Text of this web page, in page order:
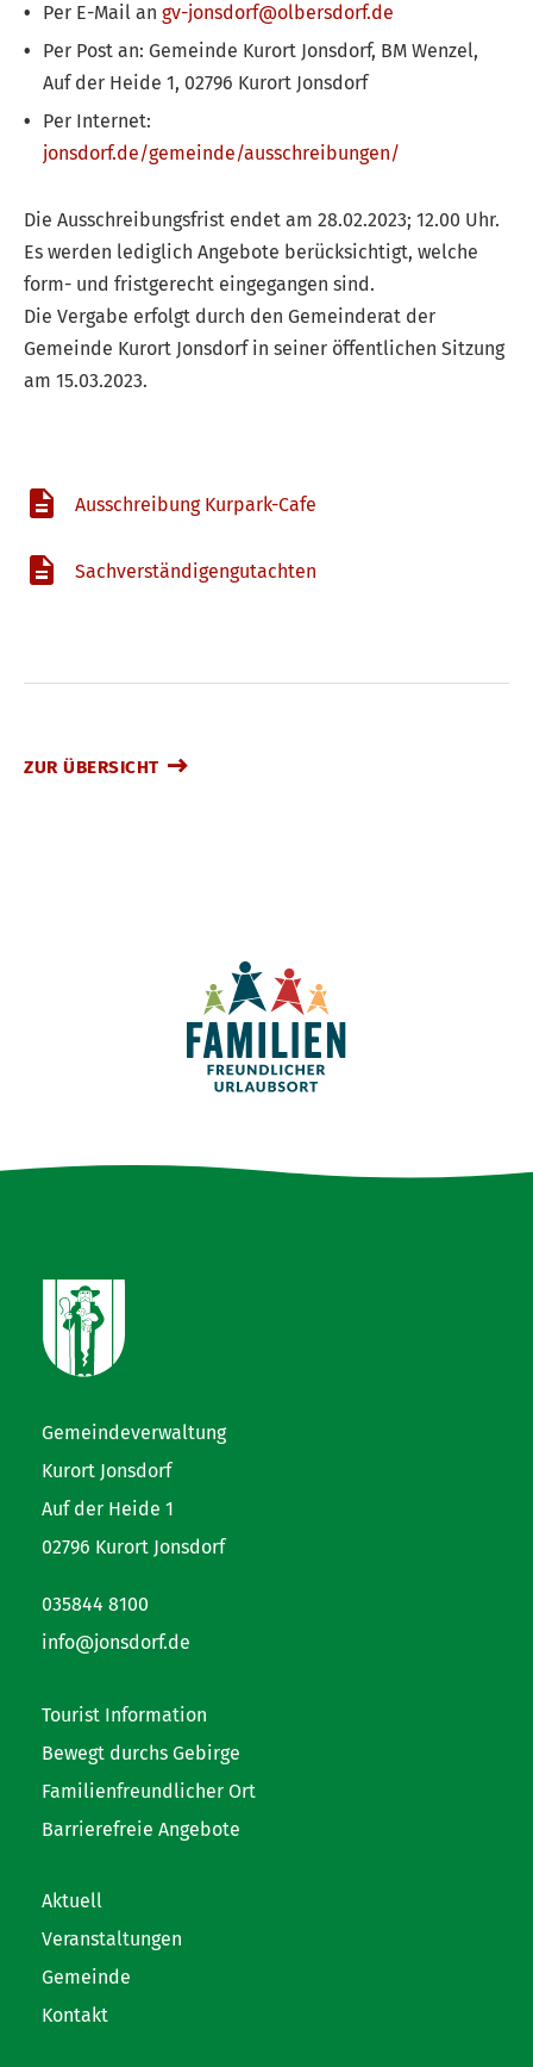
Per E-Mail an gv-jonsdorf@olbersdorf.de
Per Post an: Gemeinde Kurort Jonsdorf, BM Wenzel,
Auf der Heide 1, 02796 Kurort Jonsdorf
Per Internet:
jonsdorf.de/gemeinde/ausschreibungen/
Die Ausschreibungsfrist endet am 28.02.2023; 12.00 Uhr.
Es werden lediglich Angebote berücksichtigt, welche
form- und fristgerecht eingegangen sind.
Die Vergabe erfolgt durch den Gemeinderat der
Gemeinde Kurort Jonsdorf in seiner öffentlichen Sitzung
am 15.03.2023.
Ausschreibung Kurpark-Cafe
Sachverständigengutachten
ZUR ÜBERSICHT
Gemeindeverwaltung
Kurort Jonsdorf
Auf der Heide 1
02796 Kurort Jonsdorf
035844 8100
info@jonsdorf.de
Tourist Information
Bewegt durchs Gebirge
Familienfreundlicher Ort
Barrierefreie Angebote
Aktuell
Veranstaltungen
Gemeinde
Kontakt